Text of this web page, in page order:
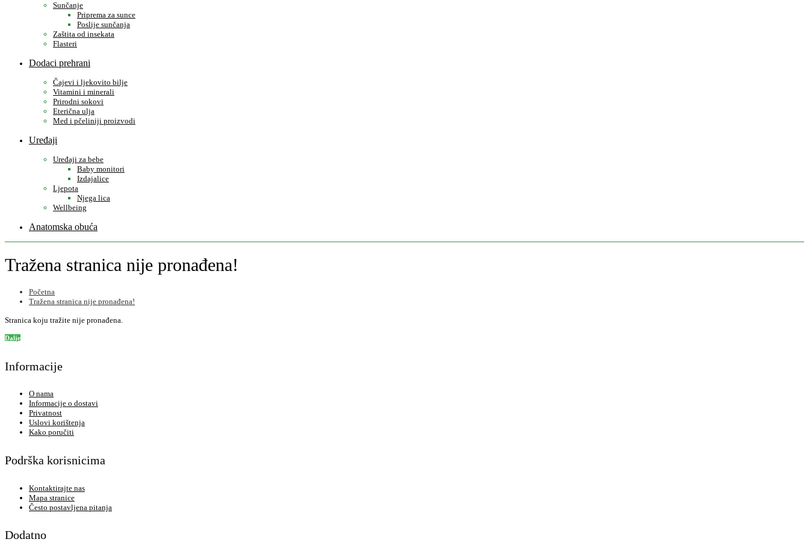
Sunčanje
Priprema za sunce
Poslije sunčanja
Zaštita od insekata
Flasteri
Dodaci prehrani
Čajevi i ljekovito bilje
Vitamini i minerali
Prirodni sokovi
Eterična ulja
Med i pčeliniji proizvodi
Uređaji
Uređaji za bebe
Baby monitori
Izdajalice
Ljepota
Njega lica
Wellbeing
Anatomska obuća
Tražena stranica nije pronađena!
Početna
Tražena stranica nije pronađena!
Stranica koju tražite nije pronađena.
Dalje
Informacije
O nama
Informacije o dostavi
Privatnost
Uslovi korištenja
Kako poručiti
Podrška korisnicima
Kontaktirajte nas
Mapa stranice
Često postavljena pitanja
Dodatno